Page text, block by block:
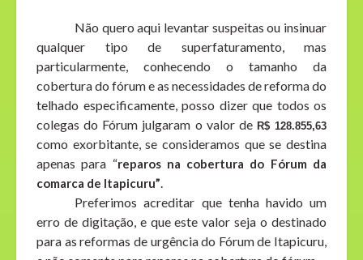
Não quero aqui levantar suspeitas ou insinuar
qualquer tipo de superfaturamento, mas
particularmente, conhecendo o tamanho da
cobertura do fórum e as necessidades de reforma do
telhado especificamente, posso dizer que todos os
colegas do Fórum julgaram o valor de R$ 128.855,63
como exorbitante, se consideramos que se destina
apenas para “reparos na cobertura do Fórum da
comarca de Itapicuru”.
Preferimos acreditar que tenha havido um
erro de digitação, e que este valor seja o destinado
para as reformas de urgência do Fórum de Itapicuru,